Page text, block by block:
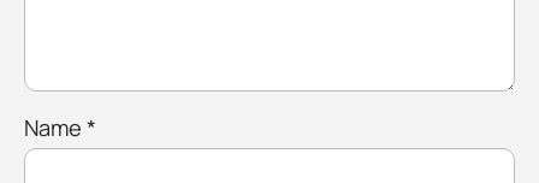
Name *